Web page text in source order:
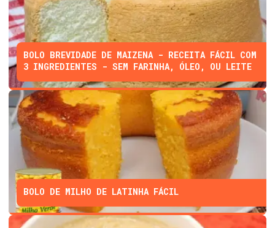
BOLO BREVIDADE DE MAIZENA - RECEITA FÁCIL COM
3 INGREDIENTES - SEM FARINHA, ÓLEO, OU LEITE
BOLO DE MILHO DE LATINHA FÁCIL